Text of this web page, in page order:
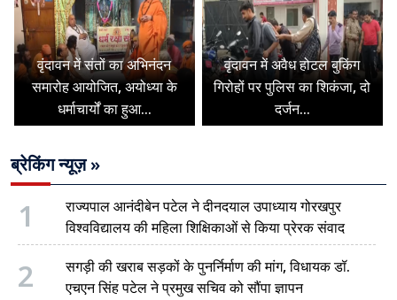
वृंदावन में संतों का अभिनंदन
समारोह आयोजित, अयोध्या के
धर्माचार्यों का हुआ...
वृंदावन में अवैध होटल बुकिंग
गिरोहों पर पुलिस का शिकंजा, दो
दर्जन...
ब्रेकिंग न्यूज़ »
1
राज्यपाल आनंदीबेन पटेल ने दीनदयाल उपाध्याय गोरखपुर
विश्वविद्यालय की महिला शिक्षिकाओं से किया प्रेरक संवाद
2
सगड़ी की खराब सड़कों के पुनर्निर्माण की मांग, विधायक डॉ.
एचएन सिंह पटेल ने प्रमुख सचिव को सौंपा ज्ञापन